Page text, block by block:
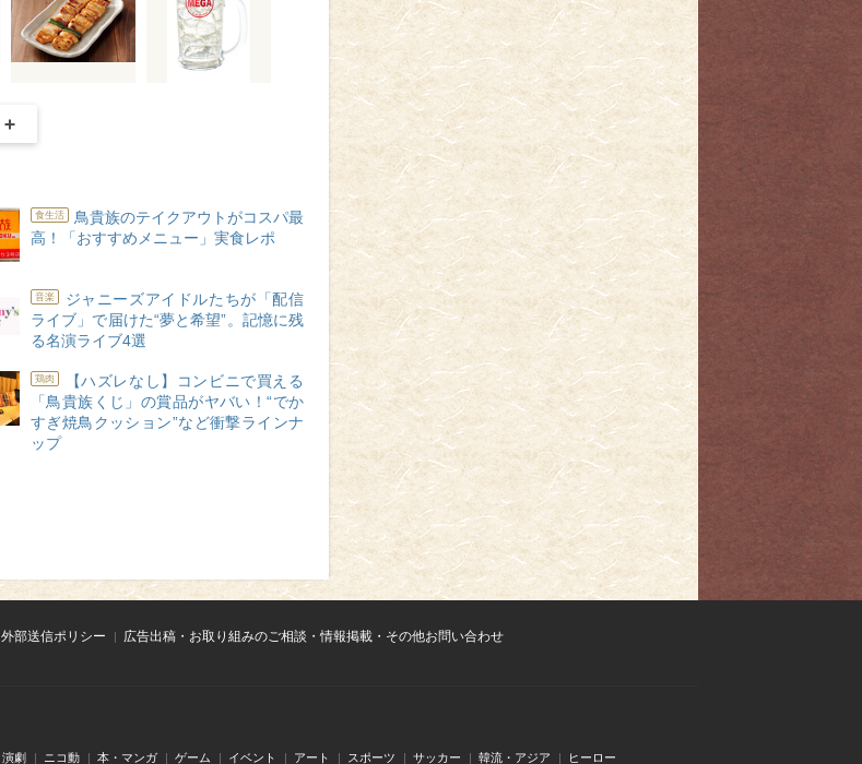
食生活
鳥貴族のテイクアウトがコスパ最
高！「おすすめメニュー」実食レポ
音楽
ジャニーズアイドルたちが「配信
ライブ」で届けた“夢と希望”。記憶に残
る名演ライブ4選
鶏肉
【ハズレなし】コンビニで買える
「鳥貴族くじ」の賞品がヤバい！“でか
すぎ焼鳥クッション”など衝撃ラインナ
ップ
外部送信ポリシー
広告出稿・お取り組みのご相談・情報掲載・その他お問い合わせ
演劇 ニコ動 本・マンガ ゲーム イベント アート スポーツ サッカー 韓流・アジア ヒーロー